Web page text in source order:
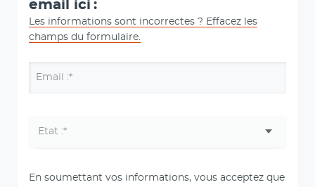
email ici :
Les informations sont incorrectes ? Effacez les
champs du formulaire.
Email :*
En soumettant vos informations, vous acceptez que